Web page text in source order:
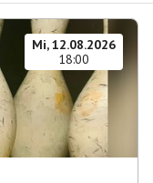
Mi, 12.08.2026
18:00